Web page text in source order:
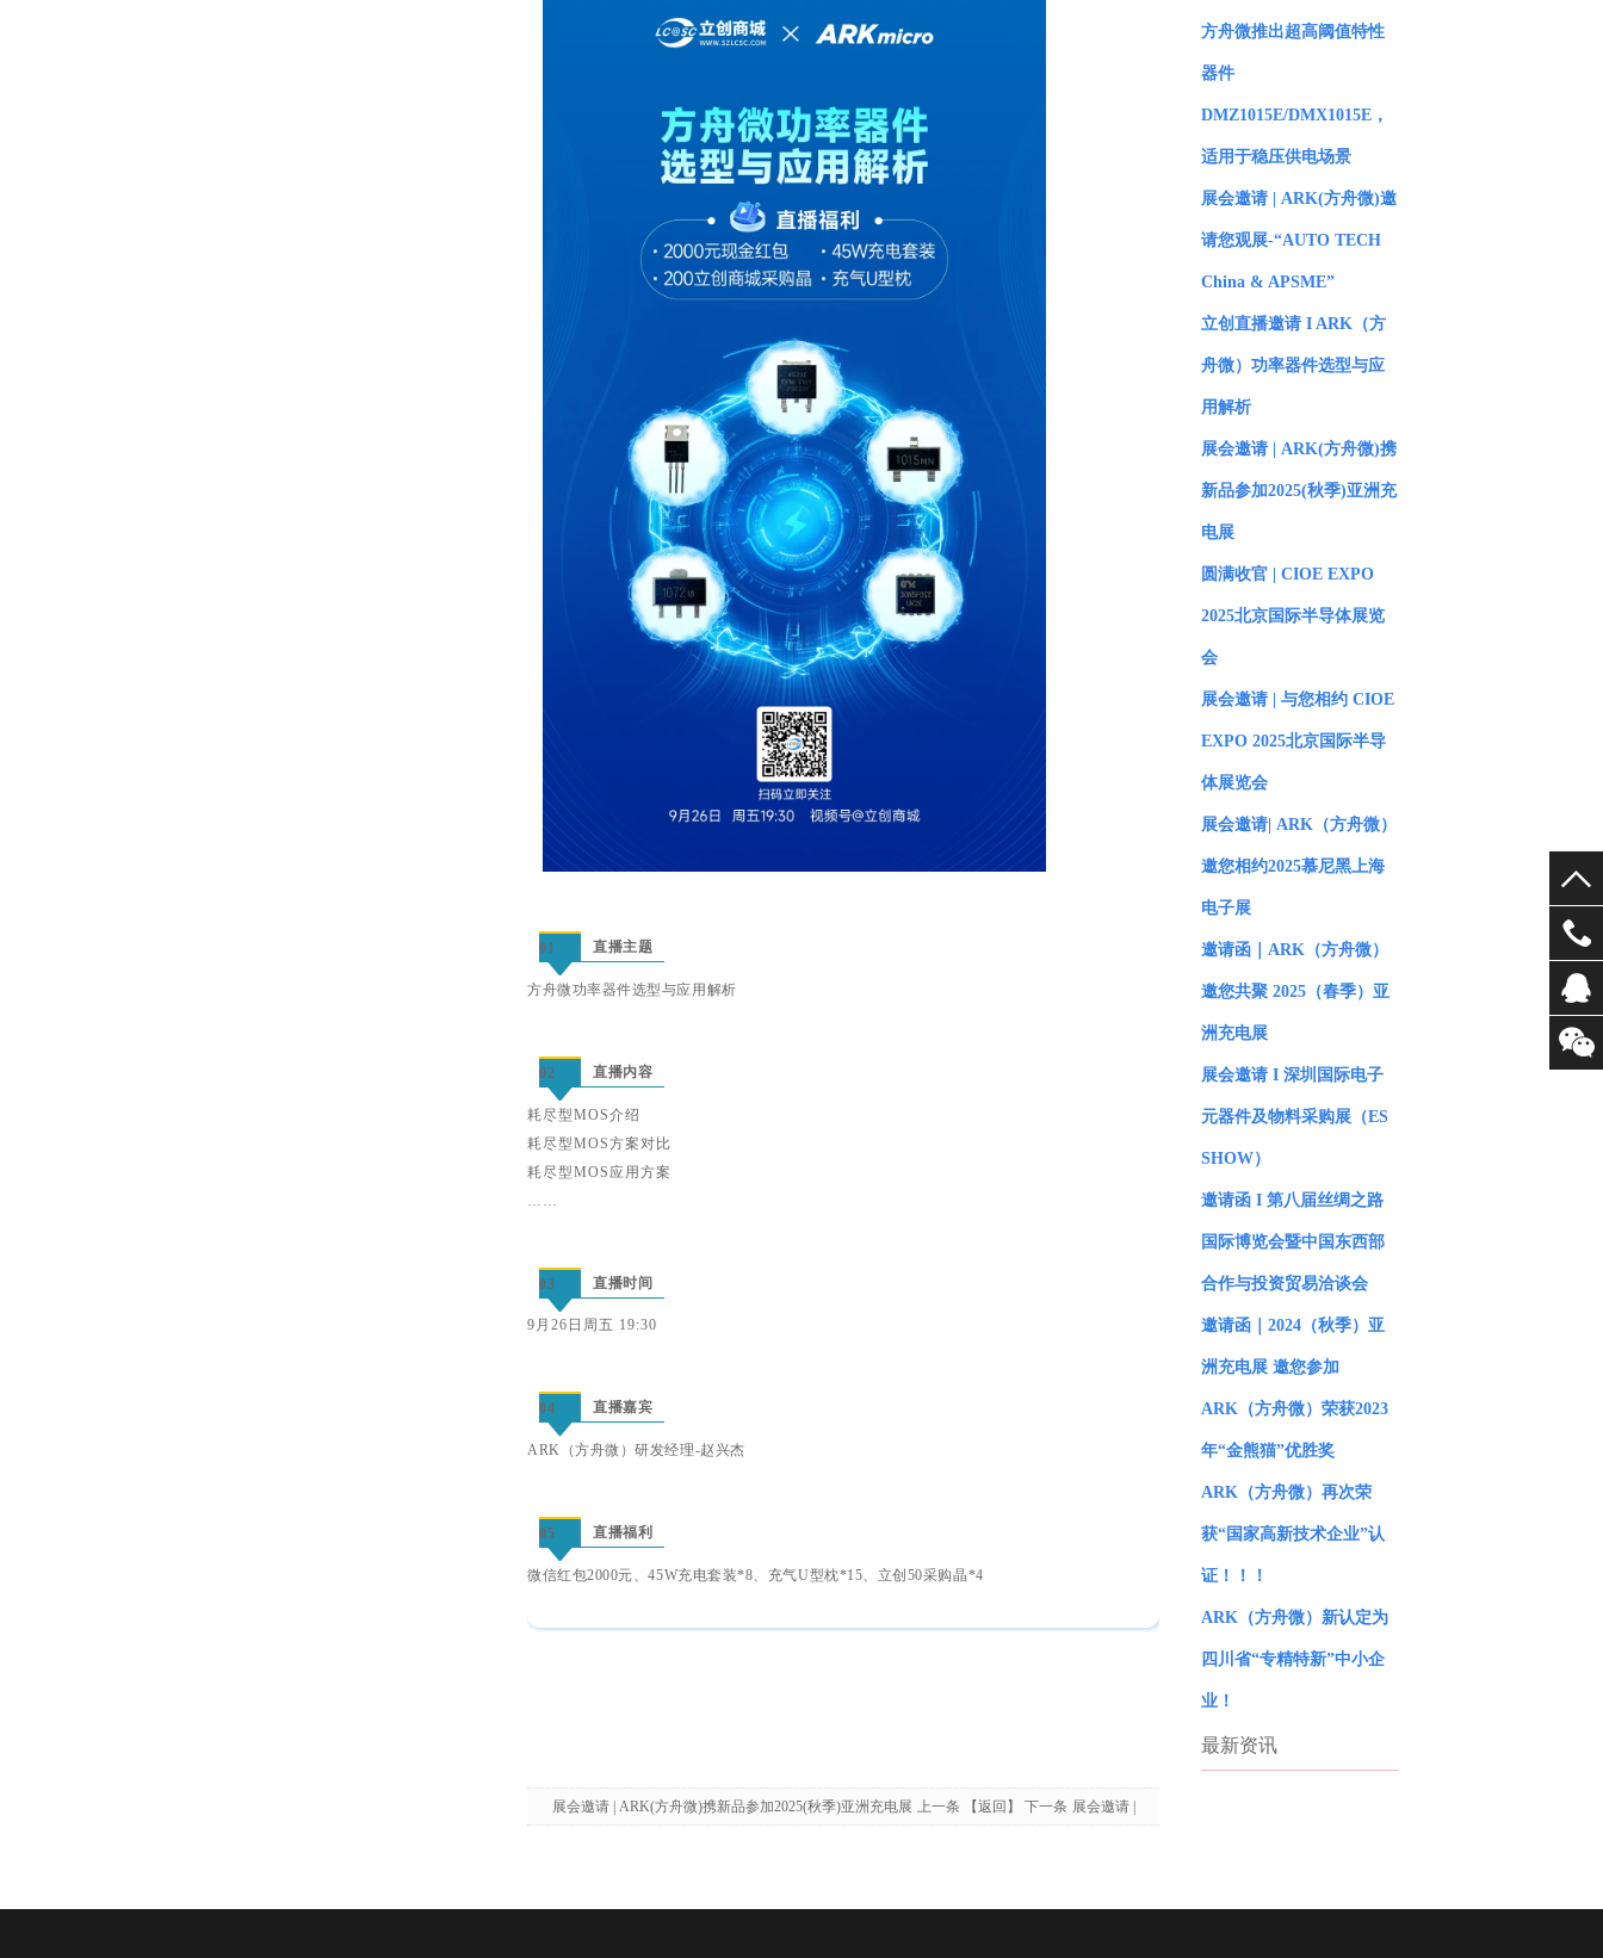
01 直播主题
方舟微功率器件选型与应用解析
02 直播内容
耗尽型MOS介绍
耗尽型MOS方案对比
耗尽型MOS应用方案
03 直播时间
9月26日周五 19:30
04 直播嘉宾
ARK（方舟微）研发经理-赵兴杰
05 直播福利
微信红包2000元、45W充电套装*8、充气U型枕*15、立创50采购晶*4
展会邀请 | ARK(方舟微)携新品参加2025(秋季)亚洲充电展 上一条 【返回】 下一条 展会邀请 |
方舟微推出超高阈值特性
器件
DMZ1015E/DMX1015E，
适用于稳压供电场景
展会邀请 | ARK(方舟微)邀
请您观展-“AUTO TECH
China & APSME”
立创直播邀请 I ARK（方
舟微）功率器件选型与应
用解析
展会邀请 | ARK(方舟微)携
新品参加2025(秋季)亚洲充
电展
圆满收官 | CIOE EXPO
2025北京国际半导体展览
会
展会邀请 | 与您相约 CIOE
EXPO 2025北京国际半导
体展览会
展会邀请| ARK（方舟微）
邀您相约2025慕尼黑上海
电子展
邀请函｜ARK（方舟微）
邀您共聚 2025（春季）亚
洲充电展
展会邀请 I 深圳国际电子
元器件及物料采购展（ES
SHOW）
邀请函 I 第八届丝绸之路
国际博览会暨中国东西部
合作与投资贸易洽谈会
邀请函｜2024（秋季）亚
洲充电展 邀您参加
ARK（方舟微）荣获2023
年“金熊猫”优胜奖
ARK（方舟微）再次荣
获“国家高新技术企业”认
证！！！
ARK（方舟微）新认定为
四川省“专精特新”中小企
业！
最新资讯